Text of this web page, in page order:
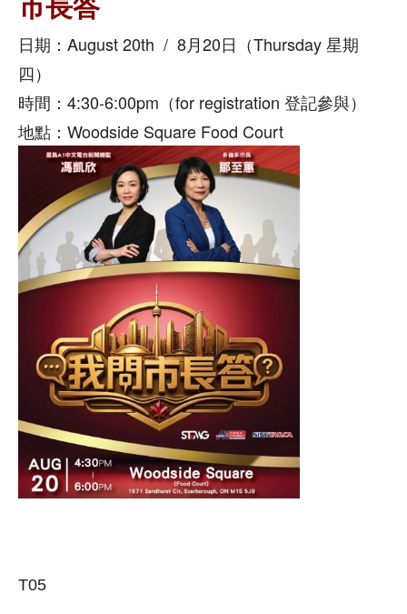
日期：August 20th / 8月20日（Thursday 星期
四）
時間：4:30-6:00pm（for registration 登記參與）
地點：Woodside Square Food Court
T05